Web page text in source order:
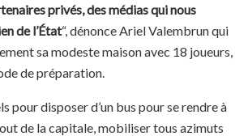
privés, des médias qui nous
de l’État“, dénonce Ariel Valembrun qui
sa modeste maison avec 18 joueurs,
de préparation.
pour disposer d’un bus pour se rendre à
de la capitale, mobiliser tous azimuts